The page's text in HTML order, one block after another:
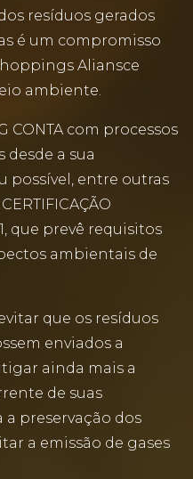
resíduos gerados
é um compromisso
Aliansce
ambiente.
CONTA com processos
a sua
possível, entre outras
que prevê requisitos
ambientais de
que os resíduos
enviados a
ainda mais a
de suas
preservação dos
a emissão de gases